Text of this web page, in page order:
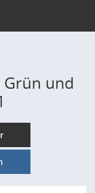
Grün und